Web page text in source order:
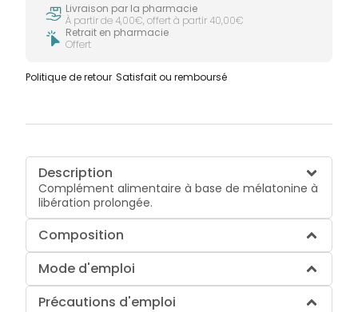
Livraison par la pharmacie
À partir de 4,00€, offert à partir 40,00€
Retrait en pharmacie
Offert
Politique de retour Satisfait ou remboursé
Description
Complément alimentaire à base de mélatonine à
libération prolongée.
Composition
Mode d'emploi
Précautions d'emploi